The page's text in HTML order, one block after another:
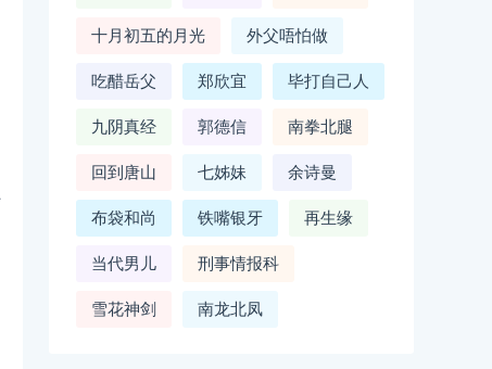
十月初五的月光 外父唔怕做
吃醋岳父 郑欣宜 毕打自己人
九阴真经 郭德信 南拳北腿
回到唐山 七姊妹 余诗曼
布袋和尚 铁嘴银牙 再生缘
当代男儿 刑事情报科
雪花神剑 南龙北凤